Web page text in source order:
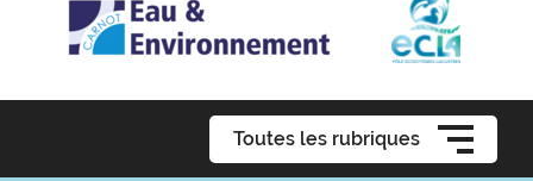
Toutes les rubriques